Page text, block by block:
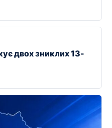
двох зниклих 13-